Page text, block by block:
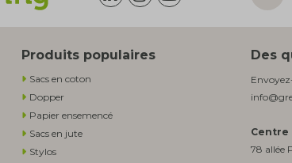
Produits populaires
Sacs en coton
Dopper
Papier ensemencé
Sacs en jute
Stylos
Des
Centre
78 allée